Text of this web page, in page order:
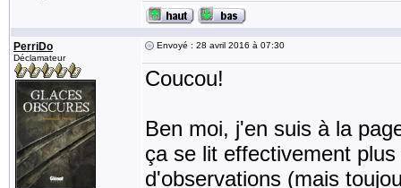
PerriDo
Déclamateur
Envoyé : 28 avril 2016 à 07:30
Coucou!
Ben moi, j'en suis à la
ça se lit effectivement
d'observations (mais